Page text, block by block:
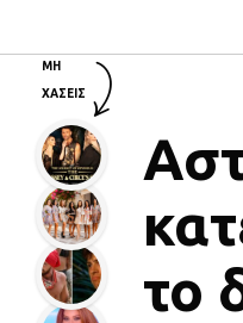
το
ΜΗ
ΧΑΣΕΙΣ